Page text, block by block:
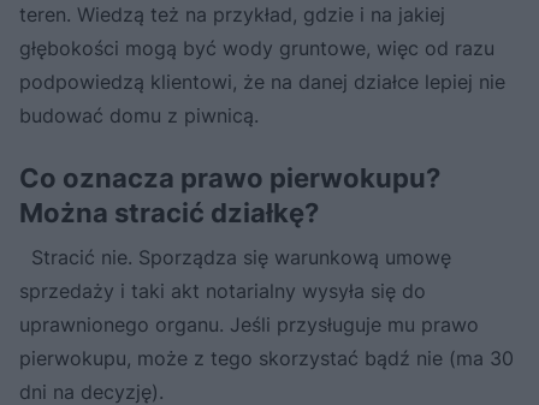
teren. Wiedzą też na przykład, gdzie i na jakiej
głębokości mogą być wody gruntowe, więc od razu
podpowiedzą klientowi, że na danej działce lepiej nie
budować domu z piwnicą.
Co oznacza prawo pierwokupu?
Można stracić działkę?
Stracić nie. Sporządza się warunkową umowę
sprzedaży i taki akt notarialny wysyła się do
uprawnionego organu. Jeśli przysługuje mu prawo
pierwokupu, może z tego skorzystać bądź nie (ma 30
dni na decyzję).